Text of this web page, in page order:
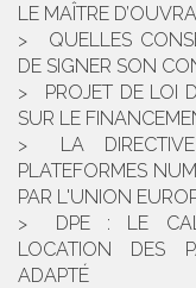
LE MAÎTRE
QUELLES
DE SIGNER SON
PROJET DE LOI
SUR LE
LA
PLATEFORMES
PAR L'UNION
DPE : LE
LOCATION DES
ADAPTÉ